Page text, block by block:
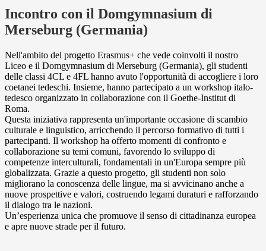
Incontro con il Domgymnasium di
Merseburg (Germania)
Nell'ambito del progetto Erasmus+ che vede coinvolti il nostro
Liceo e il Domgymnasium di Merseburg (Germania), gli studenti
delle classi 4CL e 4FL hanno avuto l'opportunità di accogliere i loro
coetanei tedeschi. Insieme, hanno partecipato a un workshop italo-
tedesco organizzato in collaborazione con il Goethe-Institut di
Roma.
Questa iniziativa rappresenta un'importante occasione di scambio
culturale e linguistico, arricchendo il percorso formativo di tutti i
partecipanti. Il workshop ha offerto momenti di confronto e
collaborazione su temi comuni, favorendo lo sviluppo di
competenze interculturali, fondamentali in un'Europa sempre più
globalizzata. Grazie a questo progetto, gli studenti non solo
migliorano la conoscenza delle lingue, ma si avvicinano anche a
nuove prospettive e valori, costruendo legami duraturi e rafforzando
il dialogo tra le nazioni.
Un’esperienza unica che promuove il senso di cittadinanza europea
e apre nuove strade per il futuro.